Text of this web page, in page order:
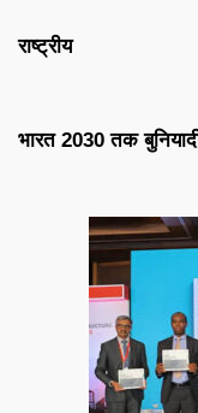
राष्ट्रीय
भारत 2030 तक